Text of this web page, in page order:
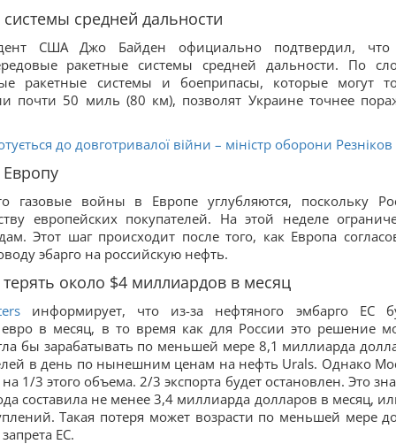
средней дальности
США Джо Байден официально подтвердил, что
ракетные системы средней дальности. По
ракетные системы и боеприпасы, которые могут
почти 50 миль (80 км), позволят Украине точнее
до довготривалої війни – міністр оборони Резніков
Европу
газовые войны в Европе углубляются, поскольку
европейских покупателей. На этой неделе
Этот шаг происходит после того, как Европа
эбарго на российскую нефть.
около $4 миллиардов в месяц
информирует, что из-за нефтяного эмбарго ЕС
в месяц, в то время как для России это решение
бы зарабатывать по меньшей мере 8,1 миллиарда
в день по нынешним ценам на нефть Urals. Однако
1/3 этого объема. 2/3 экспорта будет остановлен. Это
составила не менее 3,4 миллиарда долларов в месяц,
Такая потеря может возрасти по меньшей мере
ЕС.